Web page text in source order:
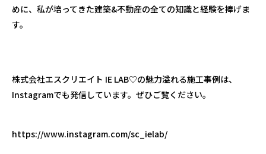
めに、私が培ってきた建築&不動産の全ての知識と経験を捧げま
す。
株式会社エスクリエイト IE LAB♡の魅力溢れる施工事例は、
Instagramでも発信しています。ぜひご覧ください。
https://www.instagram.com/sc_ielab/